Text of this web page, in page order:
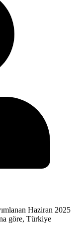
Haziran 2025
göre, Türkiye